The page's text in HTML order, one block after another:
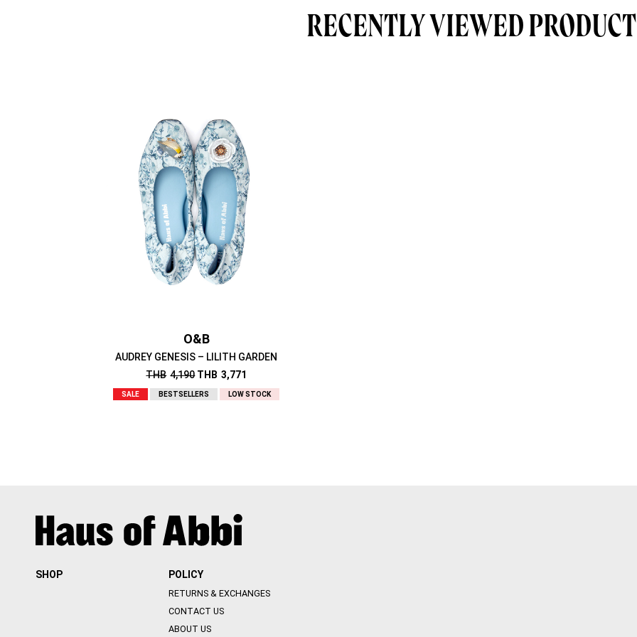
RECENTLY VIEWED
O&B
AUDREY GENESIS – LILITH GARDEN
THB 4,190 THB 3,771
SALE BESTSELLERS LOW STOCK
SHOP POLICY
RETURNS & EXCHANGES
CONTACT US
ABOUT US